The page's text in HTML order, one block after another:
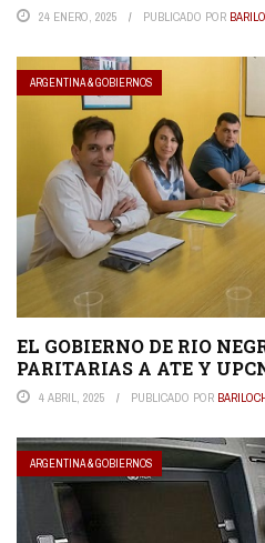
24 ENERO, 2025 PUBLICADO POR
ARGENTINA & GOBIERNOS
EL GOBIERNO DE RIO
PARITARIAS A ATE Y
4 ABRIL, 2025 PUBLICADO POR
ARGENTINA & GOBIERNOS